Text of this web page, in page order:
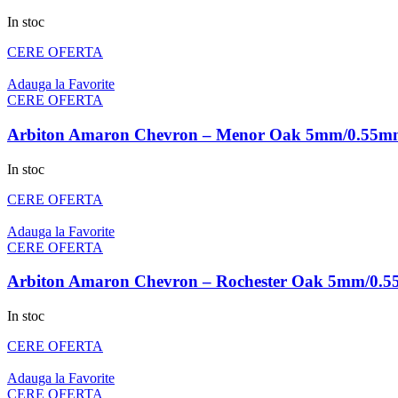
In stoc
CERE OFERTA
Adauga la Favorite
CERE OFERTA
Arbiton Amaron Chevron – Menor Oak 5mm/
In stoc
CERE OFERTA
Adauga la Favorite
CERE OFERTA
Arbiton Amaron Chevron – Rochester Oak 5mm/
In stoc
CERE OFERTA
Adauga la Favorite
CERE OFERTA